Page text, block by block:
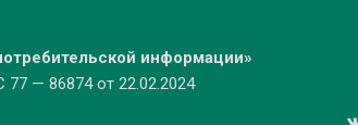
информации»
— 86874 от 22.02.2024